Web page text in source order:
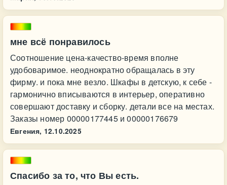
мне всё понравилось
Соотношение цена-качество-время вполне
удобоваримое. неоднократно обращалась в эту
фирму. и пока мне везло. Шкафы в детскую, к себе -
гармонично вписываются в интерьер, оперативно
совершают доставку и сборку. детали все на местах.
Заказы номер 00000177445 и 00000176679
Евгения, 12.10.2025
Спасибо за то, что Вы есть.